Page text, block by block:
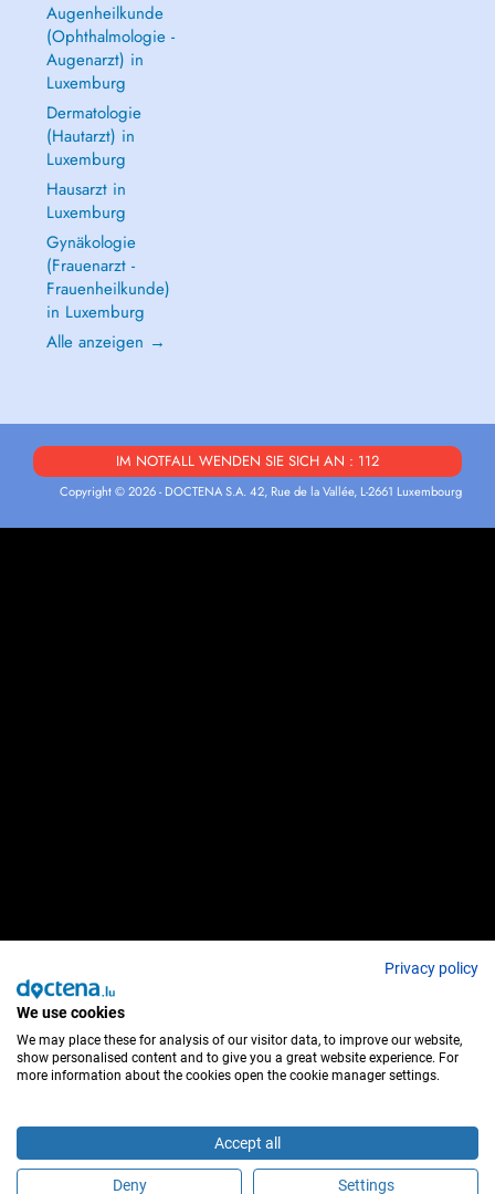
Augenheilkunde
(Ophthalmologie -
Augenarzt) in
Luxemburg
Dermatologie
(Hautarzt) in
Luxemburg
Hausarzt in
Luxemburg
Gynäkologie
(Frauenarzt -
Frauenheilkunde)
in Luxemburg
Alle anzeigen →
IM NOTFALL WENDEN SIE SICH AN : 112
Copyright © 2026 - DOCTENA S.A. 42, Rue de la Vallée, L-2661 Luxembourg
Privacy policy
We use cookies
We may place these for analysis of our visitor data, to improve our website,
show personalised content and to give you a great website experience. For
more information about the cookies open the cookie manager settings.
Accept all
Deny Settings